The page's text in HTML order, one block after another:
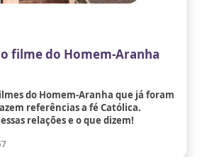
filme do Homem-Aranha
do Homem-Aranha que já foram
referências a fé Católica.
relações e o que dizem!